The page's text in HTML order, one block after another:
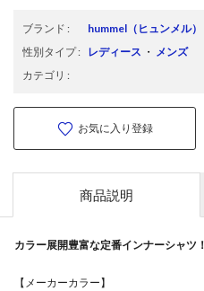
ブランド : hummel （ヒュンメル）
性別タイプ: レディース ・ メンズ
カテゴリ :
お気に入り登録
商品説明
カラー展開豊富な定番インナーシャツ！
【メーカーカラー】